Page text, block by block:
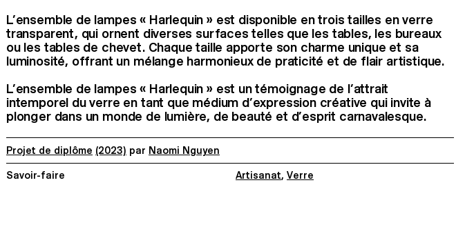
L’ensemble de lampes « Harlequin » est disponible en trois tailles en verre
transparent, qui ornent diverses surfaces telles que les tables, les bureaux
ou les tables de chevet. Chaque taille apporte son charme unique et sa
luminosité, offrant un mélange harmonieux de praticité et de flair artistique.
L’ensemble de lampes « Harlequin » est un témoignage de l’attrait
intemporel du verre en tant que médium d’expression créative qui invite à
plonger dans un monde de lumière, de beauté et d’esprit carnavalesque.
Projet de diplôme (2023) par Naomi Nguyen
Savoir-faire Artisanat, Verre